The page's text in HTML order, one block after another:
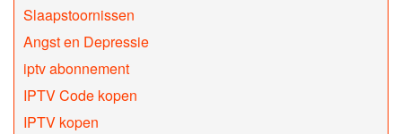
Slaapstoornissen
Angst en Depressie
iptv abonnement
IPTV Code kopen
IPTV kopen